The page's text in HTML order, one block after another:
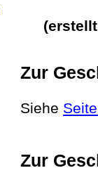
Zur
Siehe
Zur